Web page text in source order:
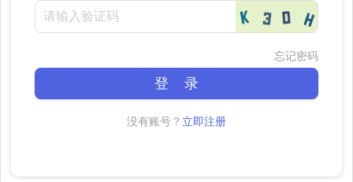
忘记密码
登 录
没有账号？ 立即注册